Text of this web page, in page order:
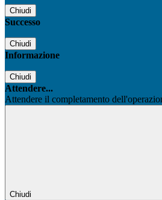
Chiudi
Successo
Chiudi
Informazione
Chiudi
Attendere...
Attendere il completamento
Chiudi